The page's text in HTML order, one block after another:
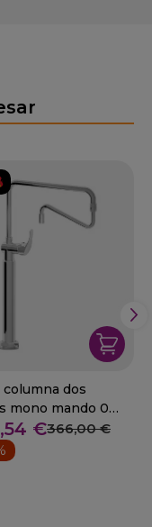
dos
mono mando 06-
€366,00 €